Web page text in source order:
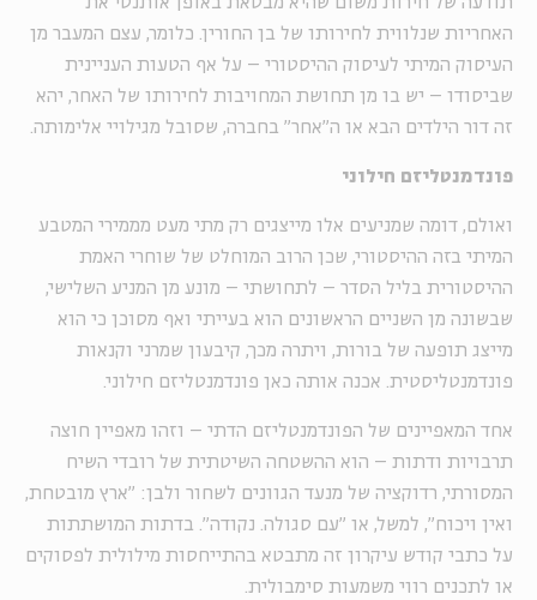
האחריות שנלווית לחירותו של בן החורין. כלומר, עצם המעבר מן
העיסוק המיתי לעיסוק ההיסטורי – על אף הטעות העניינית
שביסודו – יש בו מן תחושת המחויבות לחירותו של האחר, יהא
זה דור הילדים הבא או ה"אחר" בחברה, שסובל מגילויי אלימותה.
פונדמנטליזם חילוני
ואולם, דומה שמניעים אלו מייצגים רק מתי מעט מממירי המטבע
המיתי בזה ההיסטורי, שכן הרוב המוחלט של שוחרי האמת
ההיסטורית בליל הסדר – לתחושתי – מונע מן המניע השלישי,
שבשונה מן השניים הראשונים הוא בעייתי ואף מסוכן כי הוא
מייצג תופעה של בורות, ויתרה מכך, קיבעון שמרני וקנאות
פונדמנטליסטית. אכנה אותה כאן פונדמנטליזם חילוני.
אחד המאפיינים של הפונדמנטליזם הדתי – וזהו מאפיין חוצה
תרבויות ודתות – הוא ההשטחה השיטתית של רובדי השיח
המסורתי, רדוקציה של מנעד הגוונים לשחור ולבן: "ארץ מובטחת,
ואין ויכוח", למשל, או "עם סגולה. נקודה". בדתות המושתתות
על כתבי קודש עיקרון זה מתבטא בהתייחסות מילולית לפסוקים
או לתכנים רווי משמעות סימבולית.